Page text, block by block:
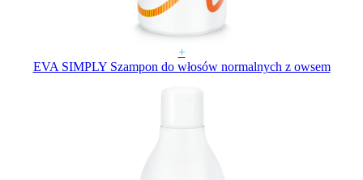
+
EVA SIMPLY Szampon do włosów normalnych z owsem